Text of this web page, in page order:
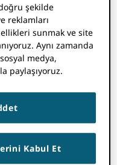
NTK'da; Ve
Ekibi
şekilde
reklamları
sunmak ve site
Aynı zamanda
medya,
paylaşıyoruz.
Kabul Et